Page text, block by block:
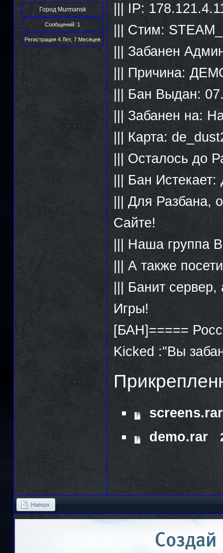
Город Murmansk
Сообщений: 1
Регистрация 4 Лет, 7 Месяцев
||| IP:
||| Стим:
||| Забанен
||| Причина:
||| Бан Выдан:
||| Забанен на:
||| Карта:
||| Осталось до
||| Бан Истекает:
||| Для Разбана,
Сайте!
||| Наша группа
||| А также
||| Банит
Игры!
[БАН]=====
Kicked :"Вы
screens.rar
demo.rar
Наверх